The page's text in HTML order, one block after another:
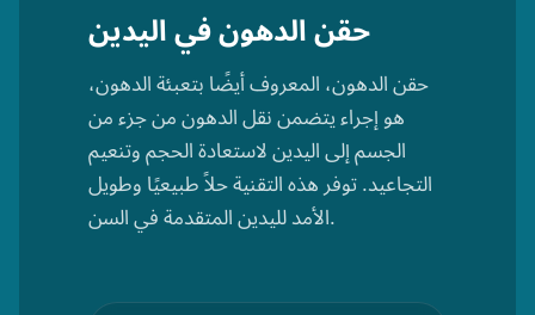
حقن الدهون في اليدين
حقن الدهون، المعروف أيضًا بتعبئة الدهون،
هو إجراء يتضمن نقل الدهون من جزء من
الجسم إلى اليدين لاستعادة الحجم وتنعيم
التجاعيد. توفر هذه التقنية حلاً طبيعيًا وطويل
الأمد لليدين المتقدمة في السن.